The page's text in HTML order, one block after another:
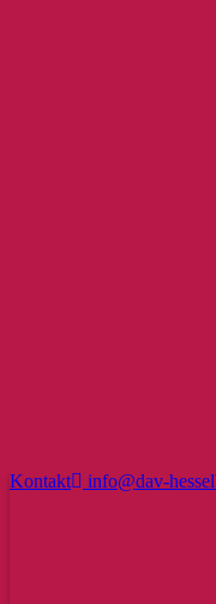
Kontakt info@dav-